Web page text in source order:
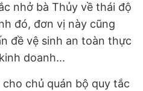
nhở bà Thủy về thái độ
đó, đơn vị này cũng
đề vệ sinh an toàn thực
doanh...
chủ quán bộ quy tắc